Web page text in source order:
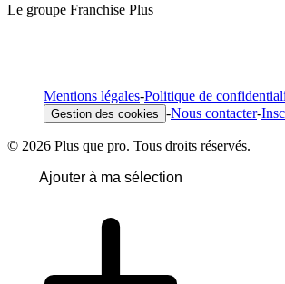
Le groupe Franchise Plus
Mentions légales-Politique de
Gestion des cookies -Nous contacter-
© 2026 Plus que pro. Tous droits réservés.
Ajouter à ma sélection